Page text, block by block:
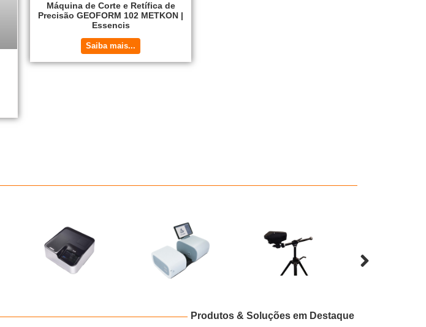
Máquina de Corte e Retífica de
Precisão GEOFORM 102 METKON |
Essencis
Saiba mais...
Produtos & Soluções em Destaque